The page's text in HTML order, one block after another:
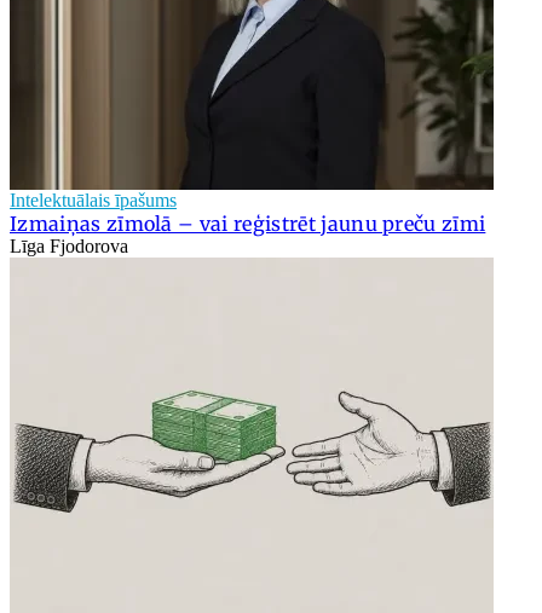
Intelektuālais īpašums
Izmaiņas zīmolā – vai reģistrēt jaunu preču zīmi
Līga Fjodorova